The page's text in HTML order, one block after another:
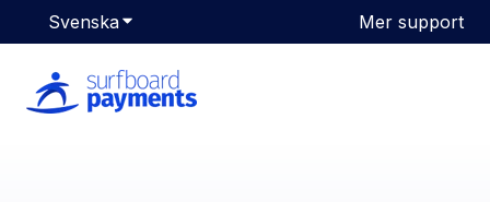
SvenskaVisa undermenyer för översättningar
Mer support